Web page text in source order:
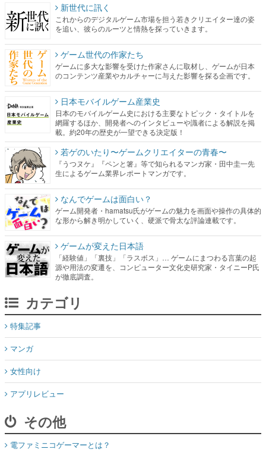
新世代に訊く
これからのデジタルゲーム市場を担う若きクリエイター達の姿
を追い、彼らのルーツと情熱を探っていきます。
ゲーム世代の作家たち
ゲームに多大な影響を受けた作家さんに取材し、ゲームが日本
のコンテンツ産業やカルチャーに与えた影響を探る企画です。
日本モバイルゲーム産業史
日本のモバイルゲーム史における主要なトピック・タイトルを
網羅するほか、開発者へのインタビューや識者による解説を掲
載。約20年の歴史が一望できる決定版！
若ゲのいたり〜ゲームクリエイターの青春〜
『うつヌケ』『ペンと箸』等で知られるマンガ家・田中圭一先
生によるゲーム業界レポートマンガです。
なんでゲームは面白い？
ゲーム開発者・hamatsu氏がゲームの魅力を画面や操作の具体的
な形から解き明かしていく、硬派で骨太な評論連載です。
ゲームが変えた日本語
「経験値」「裏技」「ラスボス」… ゲームにまつわる言葉の起
源や用法の変遷を、コンピューター文化史研究家・タイニーP氏
が徹底調査。
カテゴリ
特集記事
マンガ
女性向け
アプリレビュー
その他
電ファミニコゲーマーとは？